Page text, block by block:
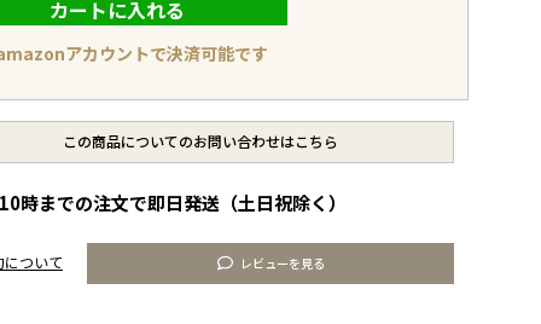
カートに入れる
アカウントで決済可能です
時までの注文で即日発送（土日祝除く）
この商品についてのお問い合わせはこちら
レビューを見る
ついて